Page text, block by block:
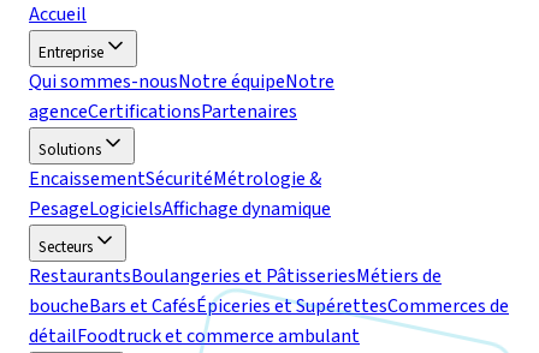
Accueil
Entreprise
Qui sommes-nousNotre équipeNotre
agenceCertificationsPartenaires
Solutions
EncaissementSécuritéMétrologie &
PesageLogicielsAffichage dynamique
Secteurs
RestaurantsBoulangeries et PâtisseriesMétiers de
boucheBars et CafésÉpiceries et SupérettesCommerces de
détailFoodtruck et commerce ambulant